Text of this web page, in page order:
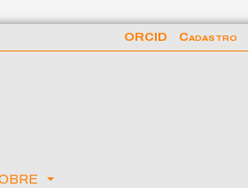
ORCID Cadastro